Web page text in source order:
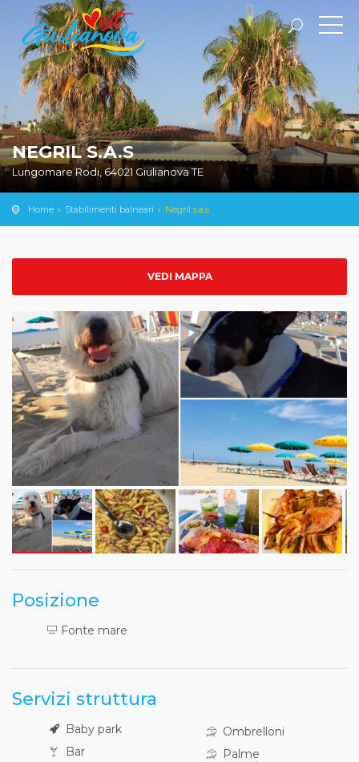
NEGRIL S.A.S
Lungomare Rodi, 64021 Giulianova TE
Home Stabilimenti balneari Negril s.a.s
VEDI MAPPA
Posizione
Fonte mare
Servizi struttura
Baby park
Bar
Ombrelloni
Palme